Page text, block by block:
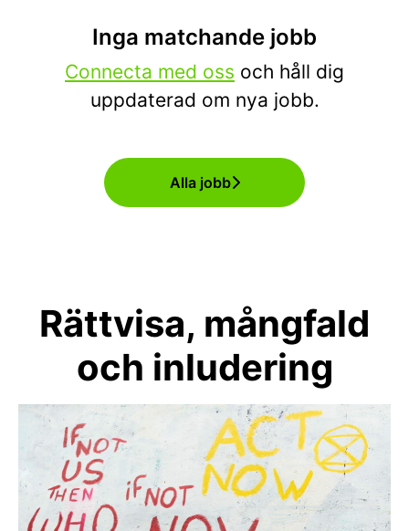
Inga matchande jobb
Connecta med oss och håll dig
uppdaterad om nya jobb.
Alla jobb
Rättvisa, mångfald
och inludering